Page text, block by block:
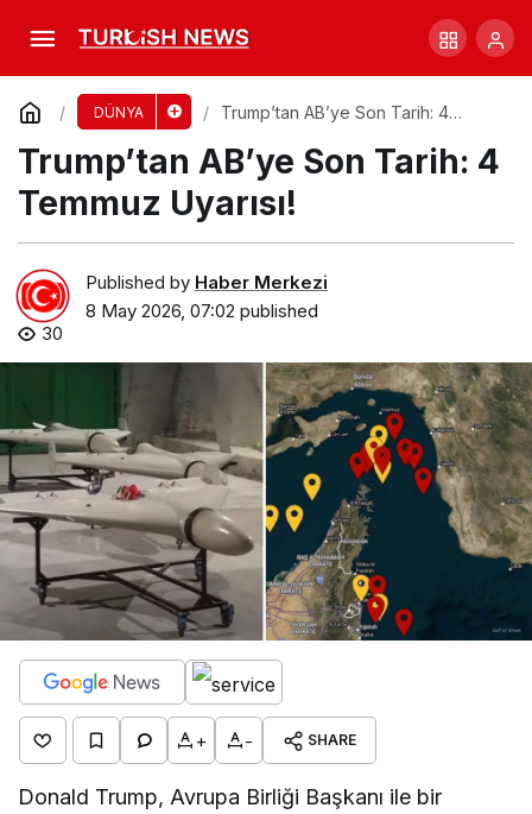
DÜNYA
Trump’tan AB’ye Son Tarih: 4
Trump’tan AB’ye Son Tarih: 4
Temmuz Uyarısı!
Published by Haber Merkezi
8 May 2026, 07:02 published
30
+ - SHARE
Donald Trump, Avrupa Birliği Başkanı ile bir
McDonald’s 1984 Olimpiyatları’nda Büyük
KaybıComment Share